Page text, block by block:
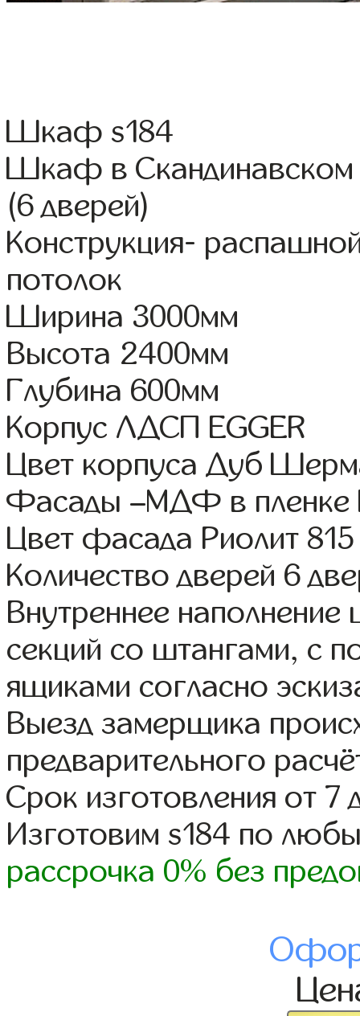
Шкаф s184
Шкаф в Скандинавском
(6 дверей)
Конструкция-
потолок
Ширина 3000мм
Высота 2400мм
Глубина 600мм
Корпус ЛДСП EGGER
Цвет корпуса Дуб
Фасады –МДФ в пленке
Цвет фасада Риолит 815
Количество дверей 6
Внутреннее
секций со штангами, с
ящиками согласно
Выезд замерщика
предварительного
Срок изготовления от 7
Изготовим s184 по
рассрочка 0% без